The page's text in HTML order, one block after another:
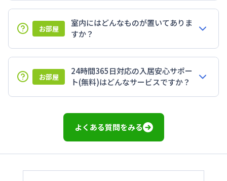
お部屋
室内にはどんなものが置いてありま
すか？
お部屋
24時間365日対応の入居安心サポー
ト(無料)はどんなサービスですか？
よくある質問をみる